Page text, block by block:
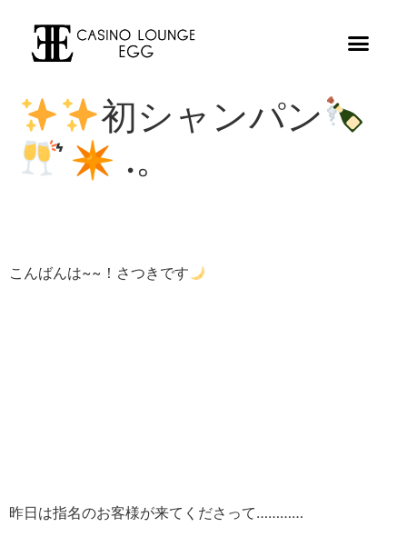
初シャンパン
͛✴︎ .。
こんばんは~~！さつきです
昨日は指名のお客様が来てくださって…………